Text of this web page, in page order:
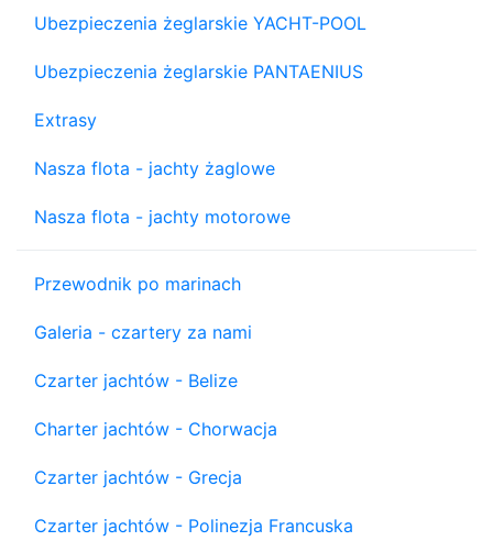
Ubezpieczenia żeglarskie YACHT-POOL
Ubezpieczenia żeglarskie PANTAENIUS
Extrasy
Nasza flota - jachty żaglowe
Nasza flota - jachty motorowe
Przewodnik po marinach
Galeria - czartery za nami
Czarter jachtów - Belize
Charter jachtów - Chorwacja
Czarter jachtów - Grecja
Czarter jachtów - Polinezja Francuska